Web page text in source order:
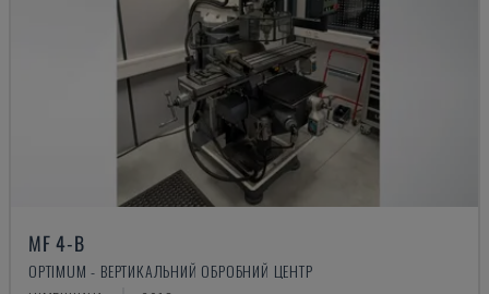
MF 4-B
OPTIMUM - ВЕРТИКАЛЬНИЙ ОБРОБНИЙ ЦЕНТР